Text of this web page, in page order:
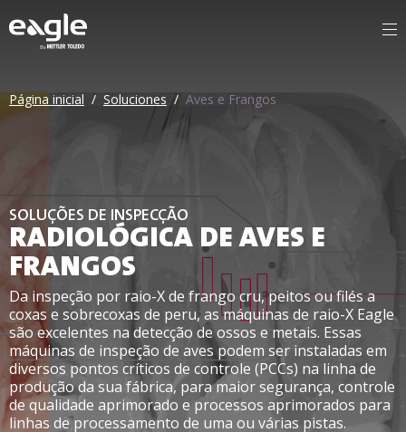
By
Página inicial / Soluciones / Aves e Frangos
SOLUÇÕES DE INSPECÇÃO
RADIOLÓGICA DE AVES E
FRANGOS
Da inspeção por raio-X de frango cru, peitos ou filés a
coxas e sobrecoxas de peru, as máquinas de raio-X Eagle
são excelentes na detecção de ossos e metais. Essas
máquinas de inspeção de aves podem ser instaladas em
diversos pontos críticos de controle (PCCs) na linha de
produção da sua fábrica, para maior segurança, controle
de qualidade aprimorado e processos aprimorados para
linhas de processamento de uma ou várias pistas.